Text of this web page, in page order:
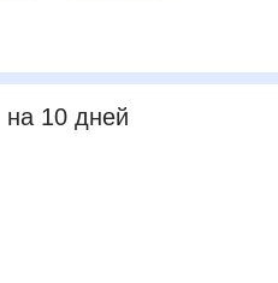
на 10 дней